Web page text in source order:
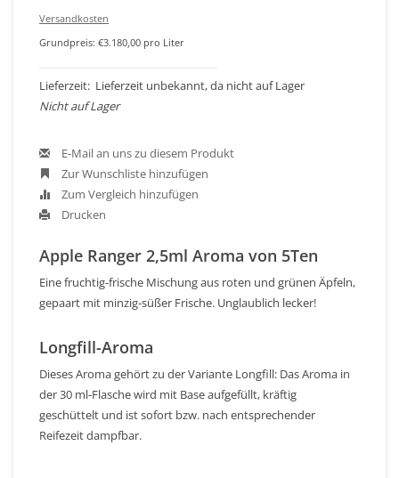
Versandkosten
Grundpreis: €3.180,00 pro Liter
Lieferzeit: Lieferzeit unbekannt, da nicht auf Lager
Nicht auf Lager
E-Mail an uns zu diesem Produkt
Zur Wunschliste hinzufügen
Zum Vergleich hinzufügen
Drucken
Apple Ranger 2,5ml Aroma von 5Ten
Eine fruchtig-frische Mischung aus roten und grünen Äpfeln,
gepaart mit minzig-süßer Frische. Unglaublich lecker!
Longfill-Aroma
Dieses Aroma gehört zu der Variante Longfill: Das Aroma in
der 30 ml-Flasche wird mit Base aufgefüllt, kräftig
geschüttelt und ist sofort bzw. nach entsprechender
Reifezeit dampfbar.